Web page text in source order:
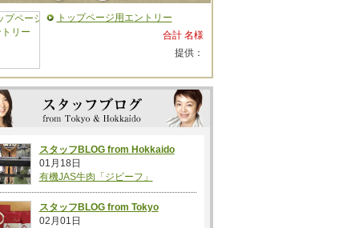
トップページ用エントリー
合計 名様
提供：
スタッフBLOG from Hokkaido
01月18日
有機JAS牛肉「ジビーフ」
スタッフBLOG from Tokyo
02月01日